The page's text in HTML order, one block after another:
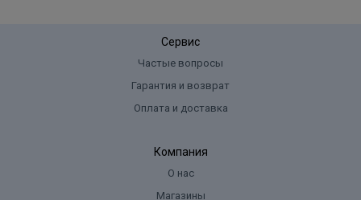
Сервис
Частые вопросы
Гарантия и возврат
Оплата и доставка
Компания
О нас
Магазины